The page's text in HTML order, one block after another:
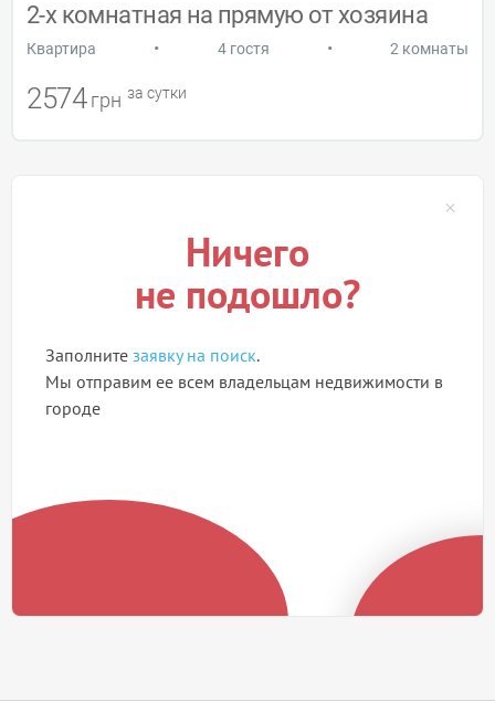
2-х комнатная на прямую от хозяина
Квартира • 4 гостя • 2 комнаты
2574 грн за сутки
Ничего
не подошло?
Заполните заявку на поиск.
Мы отправим ее всем владельцам недвижимости в
городе